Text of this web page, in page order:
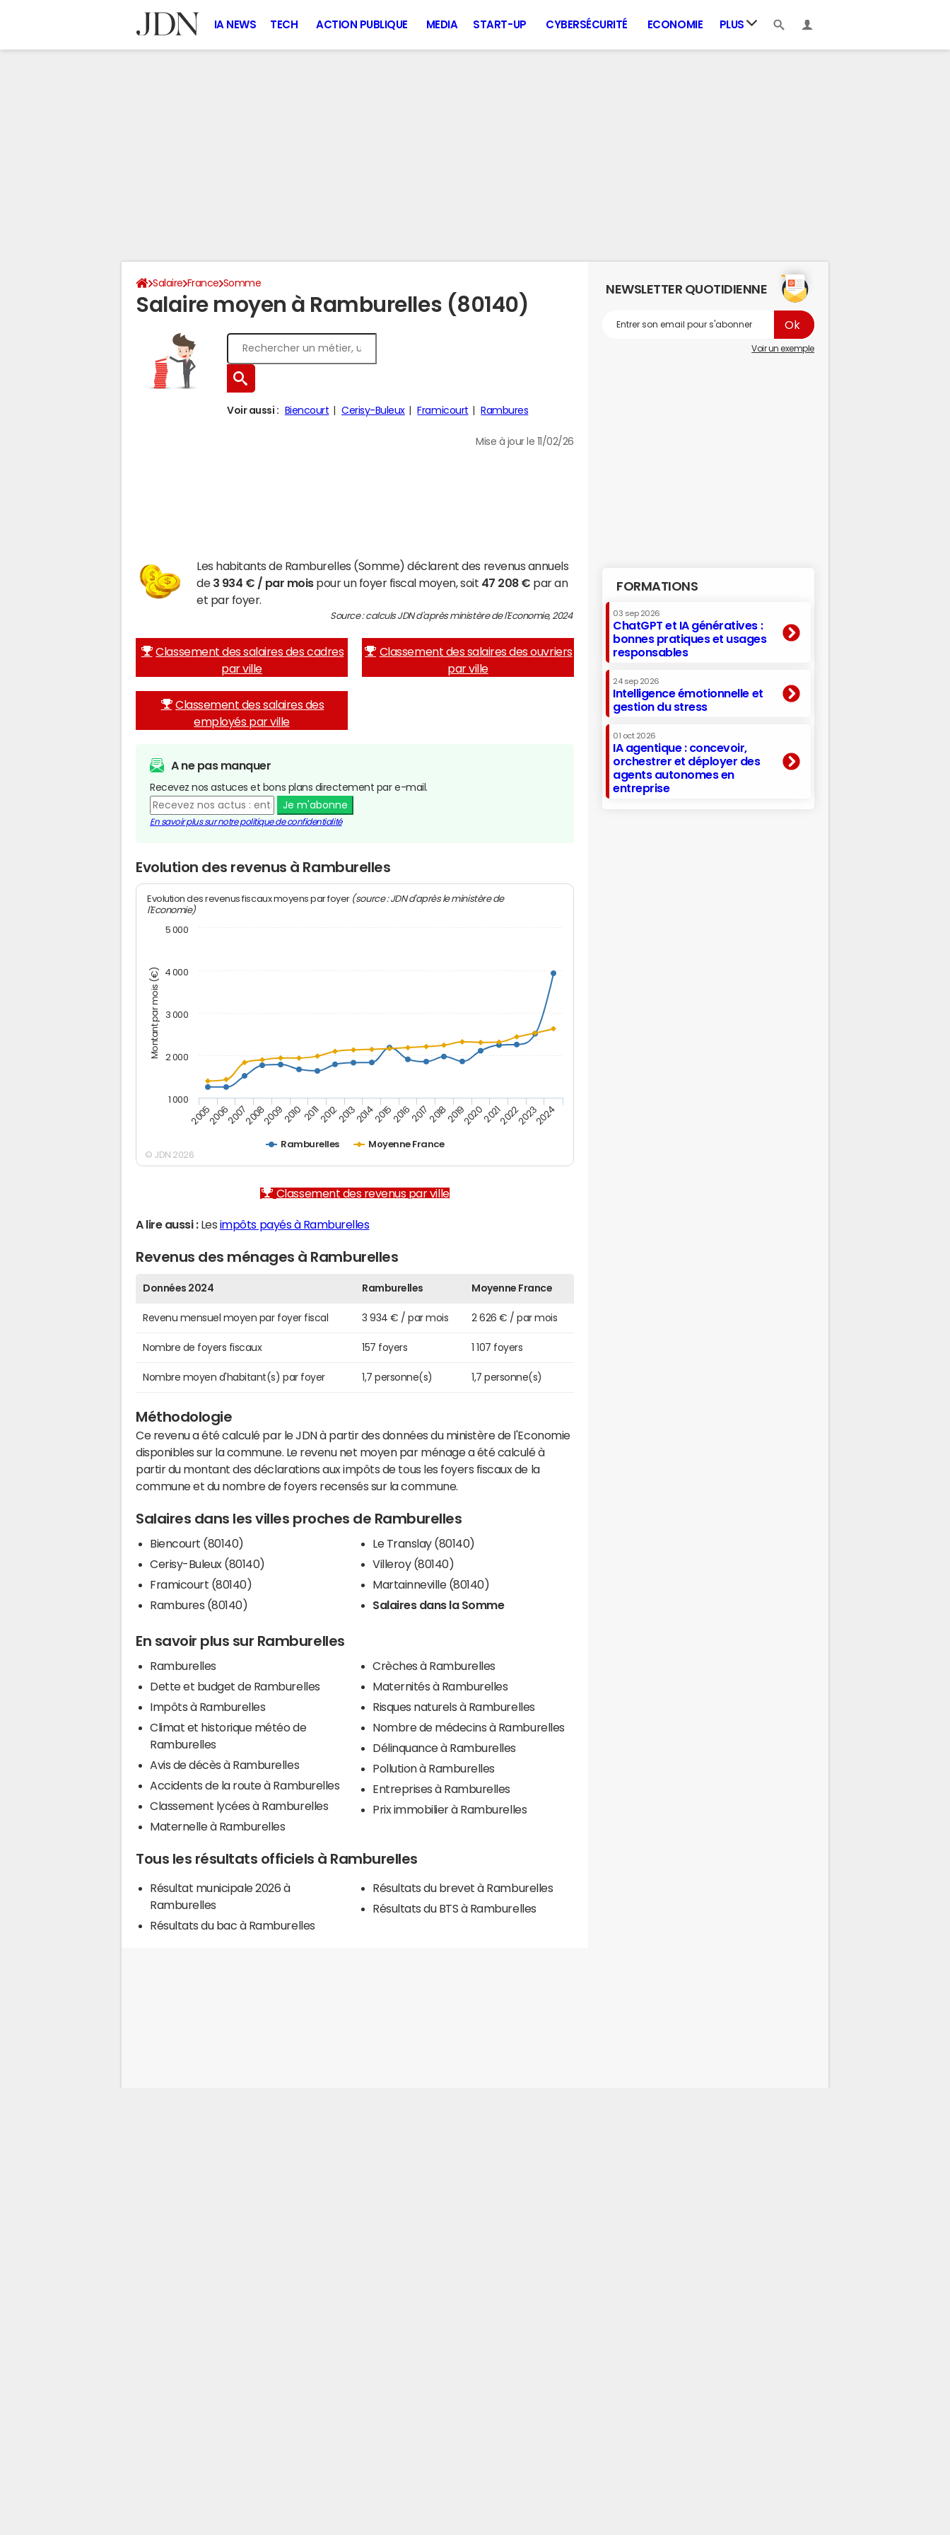
IA NEWS TECH ACTION PUBLIQUE MEDIA START-UP CYBERSÉCURITÉ ECONOMIE PLUS
Salaire France Somme
Salaire moyen à Ramburelles (80140)
Voir aussi : Biencourt Cerisy-Buleux Framicourt Rambures
Mise à jour le 11/02/26
Les habitants de Ramburelles (Somme) déclarent des revenus annuels
de 3 934 € / par moispour un foyer fiscal moyen, soit 47 208 € par an
et par foyer.
Source : calculs JDN d'après ministère de l'Economie, 2024
Classement des salaires des cadres
par ville
Classement des salaires des ouvriers
par ville
Classement des salaires des
employés par ville
A ne pas manquer
Recevez nos astuces et bons plans directement par e-mail.
Je m'abonne
En savoir plus sur notre politique de confidentialité
Evolution des revenus à Ramburelles
Montant par mois (€)
Evolution des revenus fiscaux moyens par foyer (source : JDN d'après le ministère de
l'Economie)
Ramburelles Moyenne France
200520062007200820092010 20112012201320142015201620172018201920202021202220232024
1 000
2 000
3 000
4 000
5 000
© JDN 2026
Classement des revenus par ville
A lire aussi :Les impôts payés à Ramburelles
Revenus des ménages à Ramburelles
Données 2024 Ramburelles Moyenne France
Revenu mensuel moyen par foyer fiscal 3 934 € / par mois 2 626 € / par mois
Nombre de foyers fiscaux 157 foyers 1 107 foyers
Nombre moyen d'habitant(s) par foyer 1,7 personne(s) 1,7 personne(s)
Méthodologie
Ce revenu a été calculé par le JDN à partir des données du ministère de l'Economie
disponibles sur la commune. Le revenu net moyen par ménage a été calculé à
partir du montant des déclarations aux impôts de tous les foyers fiscaux de la
commune et du nombre de foyers recensés sur la commune.
Salaires dans les villes proches de Ramburelles
Biencourt (80140)
Cerisy-Buleux (80140)
Framicourt (80140)
Rambures (80140)
Le Translay (80140)
Villeroy (80140)
Martainneville (80140)
Salaires dans la Somme
En savoir plus sur Ramburelles
Ramburelles
Dette et budget de Ramburelles
Impôts à Ramburelles
Climat et historique météo de
Ramburelles
Avis de décès à Ramburelles
Accidents de la route à Ramburelles
Classement lycées à Ramburelles
Maternelle à Ramburelles
Crèches à Ramburelles
Maternités à Ramburelles
Risques naturels à Ramburelles
Nombre de médecins à Ramburelles
Délinquance à Ramburelles
Pollution à Ramburelles
Entreprises à Ramburelles
Prix immobilier à Ramburelles
Tous les résultats officiels à Ramburelles
Résultat municipale 2026 à
Ramburelles
Résultats du bac à Ramburelles
Résultats du brevet à Ramburelles
Résultats du BTS à Ramburelles
NEWSLETTER QUOTIDIENNE
Voir un exemple
FORMATIONS
03 sep 2026
ChatGPT et IA génératives :
bonnes pratiques et usages
responsables
24 sep 2026
Intelligence émotionnelle et
gestion du stress
01 oct 2026
IA agentique : concevoir,
orchestrer et déployer des
agents autonomes en
entreprise